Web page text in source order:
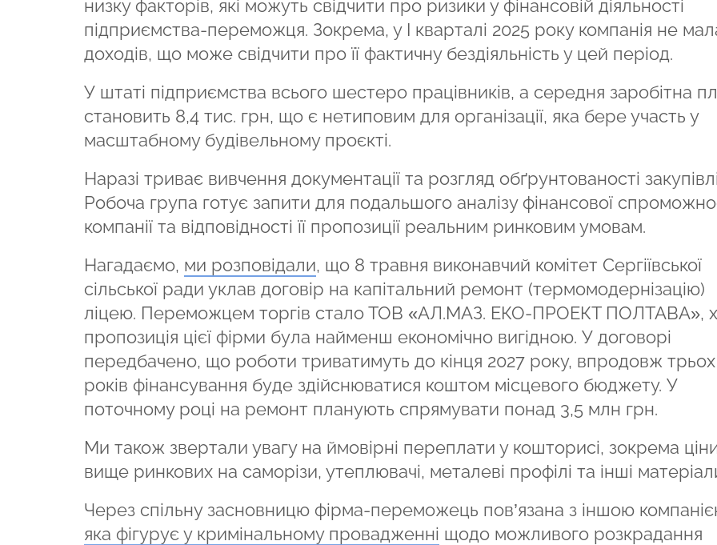
низку факторів, які можуть свідчити про ризики у фінансовій діяльності
підприємства-переможця. Зокрема, у I кварталі 2025 року компанія не
доходів, що може свідчити про її фактичну бездіяльність у цей період.
У штаті підприємства всього шестеро працівників, а середня заробітна
становить 8,4 тис. грн, що є нетиповим для організації, яка бере участь у
масштабному будівельному проєкті.
Наразі триває вивчення документації та розгляд обґрунтованості
Робоча група готує запити для подальшого аналізу фінансової
компанії та відповідності її пропозиції реальним ринковим умовам.
Нагадаємо, ми розповідали, що 8 травня виконавчий комітет Сергіївської
сільської ради уклав договір на капітальний ремонт (термомодернізацію)
ліцею. Переможцем торгів стало ТОВ «АЛ.МАЗ. ЕКО-ПРОЕКТ ПОЛТАВА»,
пропозиція цієї фірми була найменш економічно вигідною. У договорі
передбачено, що роботи триватимуть до кінця 2027 року, впродовж трьох
років фінансування буде здійснюватися коштом місцевого бюджету. У
поточному році на ремонт планують спрямувати понад 3,5 млн грн.
Ми також звертали увагу на ймовірні переплати у кошторисі, зокрема
вище ринкових на саморізи, утеплювачі, металеві профілі та інші
Через спільну засновницю фірма-переможець пов’язана з іншою
яка фігурує у кримінальному провадженні щодо можливого розкрадання